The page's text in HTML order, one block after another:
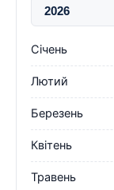
Січень
Лютий
Березень
Квітень
Травень